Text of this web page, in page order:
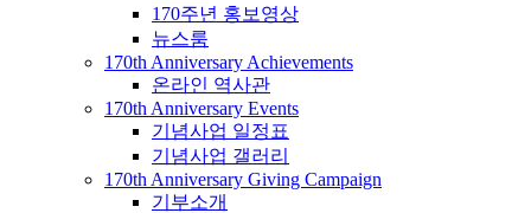
170주년 홍보영상
뉴스룸
170th Anniversary Achievements
온라인 역사관
170th Anniversary Events
기념사업 일정표
기념사업 갤러리
170th Anniversary Giving Campaign
기부소개